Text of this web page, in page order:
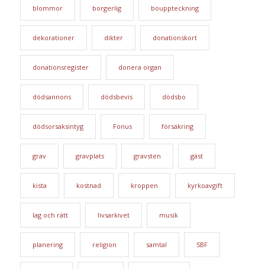
blommor borgerlig bouppteckning
dekorationer dikter donationskort
donationsregister donera organ
dödsannons dödsbevis dödsbo
dödsorsaksintyg Fonus försäkring
grav gravplats gravsten gäst
kista kostnad kroppen kyrkoavgift
lag och rätt livsarkivet musik
planering religion samtal SBF